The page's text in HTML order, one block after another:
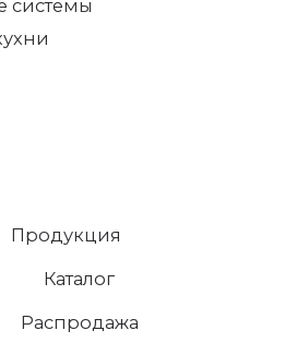
системы
Продукция
Каталог
Распродажа